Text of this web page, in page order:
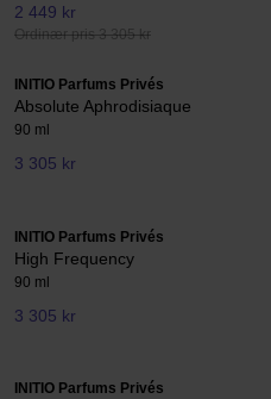
2 449 kr
Ordinær pris 3 305 kr
INITIO Parfums Privés
Absolute Aphrodisiaque
90 ml
3 305 kr
INITIO Parfums Privés
High Frequency
90 ml
3 305 kr
INITIO Parfums Privés